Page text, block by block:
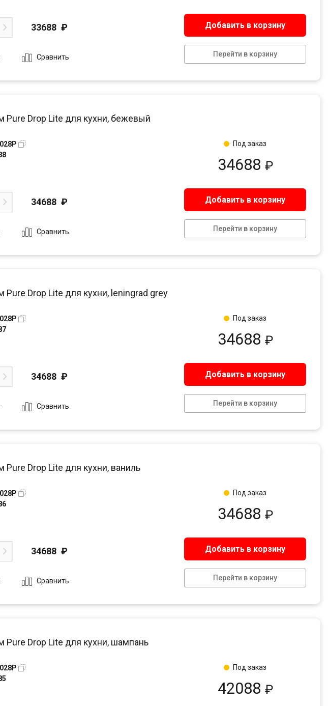
33688 ₽ Добавить в корзину
Перейти в корзину
Сравнить
Pure Drop Lite для кухни, бежевый
34688 ₽
34688 ₽ Добавить в корзину
Перейти в корзину
Сравнить
Под заказ
Drop Lite для кухни, leningrad grey
34688 ₽
34688 ₽ Добавить в корзину
Перейти в корзину
Сравнить
Под заказ
Drop Lite для кухни, ваниль
34688 ₽
34688 ₽ Добавить в корзину
Перейти в корзину
Сравнить
Под заказ
Pure Drop Lite для кухни, шампань
42088 ₽
Под заказ